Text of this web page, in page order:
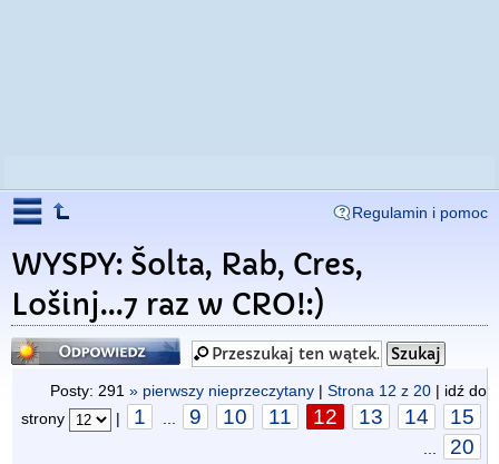
Regulamin i pomoc
WYSPY: Šolta, Rab, Cres,
Lošinj...7 raz w CRO!:)
Odpowiedz
Posty: 291 » pierwszy nieprzeczytany | Strona 12 z 20 | idź do
strony
| 1 9 10 11 12 13 14 15
20